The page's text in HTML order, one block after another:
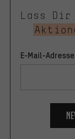
Lass Dir
E-Mail-Adresse